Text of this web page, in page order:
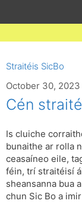
Straitéis SicBo
October 30, 2023
Cén
Is cluiche
bunaithe ar rolla
ceasaíneo eile,
féin, trí straitéisí
sheansanna bua
chun Sic Bo a